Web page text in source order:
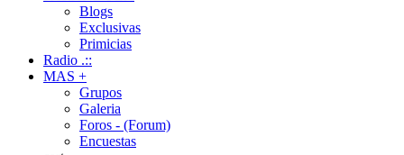
Blogs
Exclusivas
Primicias
Radio .::
MAS +
Grupos
Galeria
Foros - (Forum)
Encuestas